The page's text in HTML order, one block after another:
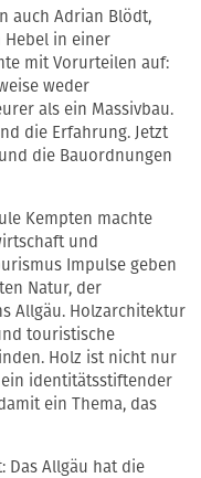
auch Adrian Blödt,
Hebel in einer
mit Vorurteilen auf:
weder
als ein Massivbau.
die Erfahrung. Jetzt
die Bauordnungen
Kempten machte
und
Impulse geben
Natur, der
Allgäu. Holzarchitektur
touristische
Holz ist nicht nur
ein identitätsstiftender
ein Thema, das
Das Allgäu hat die